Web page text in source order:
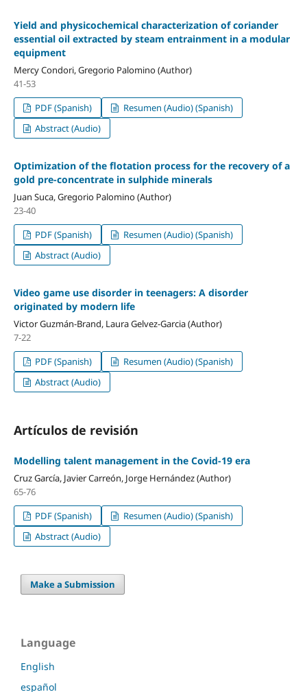
Yield and physicochemical characterization of coriander
essential oil extracted by steam entrainment in a modular
equipment
Mercy Condori, Gregorio Palomino (Author)
41-53
PDF (Spanish)
Resumen (Audio) (Spanish)
Abstract (Audio)
Optimization of the flotation process for the recovery of a
gold pre-concentrate in sulphide minerals
Juan Suca, Gregorio Palomino (Author)
23-40
PDF (Spanish)
Resumen (Audio) (Spanish)
Abstract (Audio)
Video game use disorder in teenagers: A disorder
originated by modern life
Victor Guzmán-Brand, Laura Gelvez-Garcia (Author)
7-22
PDF (Spanish)
Resumen (Audio) (Spanish)
Abstract (Audio)
Artículos de revisión
Modelling talent management in the Covid-19 era
Cruz García, Javier Carreón, Jorge Hernández (Author)
65-76
PDF (Spanish)
Resumen (Audio) (Spanish)
Abstract (Audio)
Make a Submission
Language
English
español